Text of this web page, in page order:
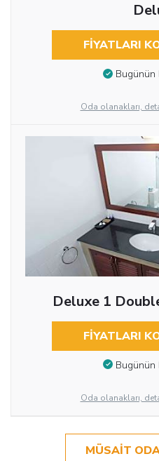
FIYATLARI
Bugünün
Oda olanakları,
Deluxe 1
FIYATLARI
Bugünün
Oda olanakları,
MÜSAIT